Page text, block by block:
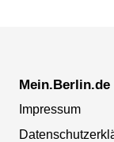
Mein.Berlin.de
Impressum